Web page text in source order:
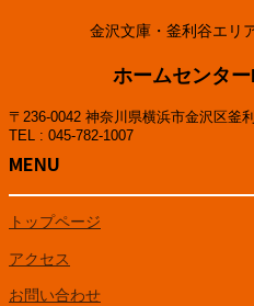
金沢文庫・釜利谷エリ
ホームセンタ
〒236-0042 神奈川県横浜市金沢区釜
TEL : 045-782-1007
MENU
トップページ
アクセス
お問い合わせ